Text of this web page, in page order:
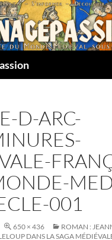
D-ARC-
001
650 × 436
ROMAN :
DANS LA SAGA